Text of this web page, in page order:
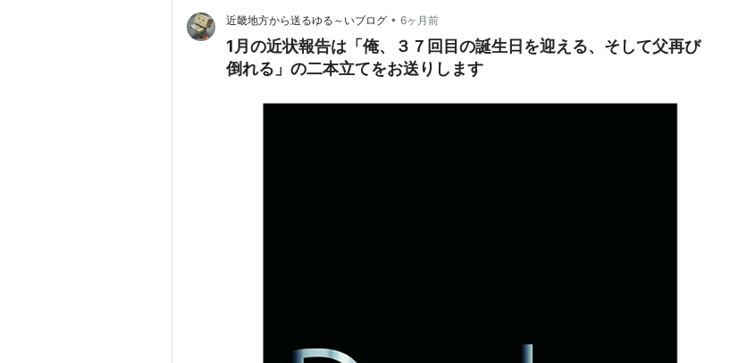
近畿地方から送るゆる～いブログ • 6ヶ月前
1月の近状報告は「俺、３７回目の誕生日を迎える、そして父再び
倒れる」の二本立てをお送りします